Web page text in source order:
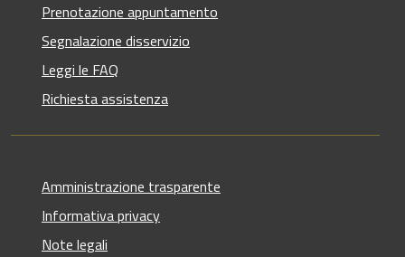
Prenotazione appuntamento
Segnalazione disservizio
Leggi le FAQ
Richiesta assistenza
Amministrazione trasparente
Informativa privacy
Note legali